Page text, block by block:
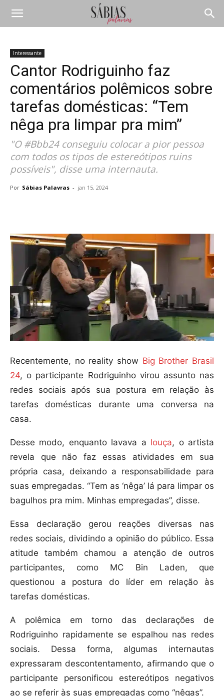
Interessante
Cantor Rodriguinho faz
comentários polêmicos sobre
tarefas domésticas: “Tem
nêga pra limpar pra mim”
"O #Bbb24 conseguiu colocar a pior pessoa
com todos os tipos de estereótipos ruins
possíveis", disse uma internauta.
Por Sábias Palavras - jan 15, 2024
Recentemente, no reality show Big Brother Brasil
24, o participante Rodriguinho virou assunto nas
redes sociais após sua postura em relação às
tarefas domésticas durante uma conversa na
casa.
Desse modo, enquanto lavava a louça, o artista
revela que não faz essas atividades em sua
própria casa, deixando a responsabilidade para
suas empregadas. “Tem as ‘nêga’ lá para limpar os
bagulhos pra mim. Minhas empregadas”, disse.
Essa declaração gerou reações diversas nas
redes sociais, dividindo a opinião do público. Essa
atitude também chamou a atenção de outros
participantes, como MC Bin Laden, que
questionou a postura do líder em relação às
tarefas domésticas.
A polêmica em torno das declarações de
Rodriguinho rapidamente se espalhou nas redes
sociais. Dessa forma, algumas internautas
expressaram descontentamento, afirmando que o
participante personificou estereótipos negativos
ao se referir às suas empregadas como “nêgas”.